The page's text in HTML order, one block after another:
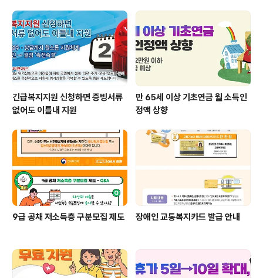
긴급복지지원 신청하면 증빙서류
없어도 이틀내 지원
만 65세 이상 기초연금 월 소득인
정액 상향
9급 공채 저소득층 구분모집 제도 장애인 교통복지카드 발급 안내